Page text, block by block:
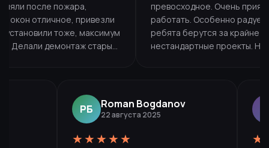
после пожара,
окон отличное, привезли
тоже, максимум
Делали демонтаж старых
превосходное. Очень
работать. Особенно радует,
ребята берутся за крайне
нестандартные проекты.
РБ Roman Bogdanov
22 августа 2025
★★★★★